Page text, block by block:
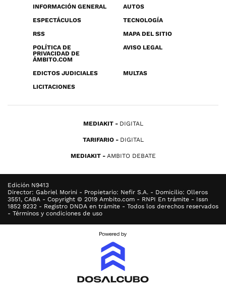
INFORMACIÓN GENERAL
AUTOS
ESPECTÁCULOS
TECNOLOGÍA
RSS
MAPA DEL SITIO
POLÍTICA DE
PRIVACIDAD DE
ÁMBITO.COM
AVISO LEGAL
EDICTOS JUDICIALES
MULTAS
LICITACIONES
MEDIAKIT DIGITAL
TARIFARIO DIGITAL
MEDIAKIT AMBITO DEBATE
Edición N9413
Director: Gabriel Morini - Propietario: Nefir S.A. - Domicilio: Olleros
3551, CABA - Copyright © 2019 Ambito.com - RNPI En trámite - Issn
1852 9232 - Registro DNDA en trámite - Todos los derechos reservados
- Términos y condiciones de uso